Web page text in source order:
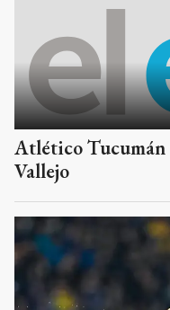
Atlético Tucumán
Vallejo